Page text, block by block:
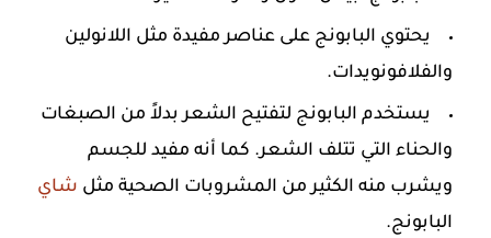
يحتوي البابونج على عناصر مفيدة مثل اللانولين
والفلافونويدات.
يستخدم البابونج لتفتيح الشعر بدلاً من الصبغات
والحناء التي تتلف الشعر. كما أنه مفيد للجسم
ويشرب منه الكثير من المشروبات الصحية مثل شاي
البابونج.